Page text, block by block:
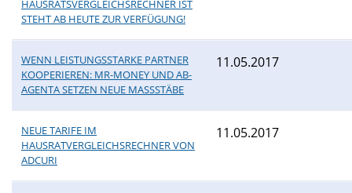
HAUSRATSVERGLEICHSRECHNER IST
STEHT AB HEUTE ZUR VERFÜGUNG!
WENN LEISTUNGSSTARKE PARTNER
KOOPERIEREN: MR-MONEY UND AB-
AGENTA SETZEN NEUE MASSSTÄBE
11.05.2017
NEUE TARIFE IM
HAUSRATVERGLEICHSRECHNER VON
ADCURI
11.05.2017